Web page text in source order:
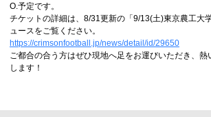
O.予定です。
チケットの詳細は、8/31更新の「9/13(土)東京農工大
ュースをご覧ください。
https://crimsonfootball.jp/news/detail/id/29650
ご都合の合う方はぜひ現地へ足をお運びいただき、
します！